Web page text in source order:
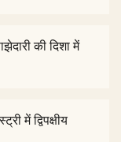
की दिशा में
में द्विपक्षीय